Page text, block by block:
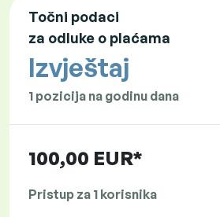
Točni podaci
za odluke o plaćama
Izvještaj
1 pozicija na godinu dana
100,00 EUR*
Pristup za 1 korisnika